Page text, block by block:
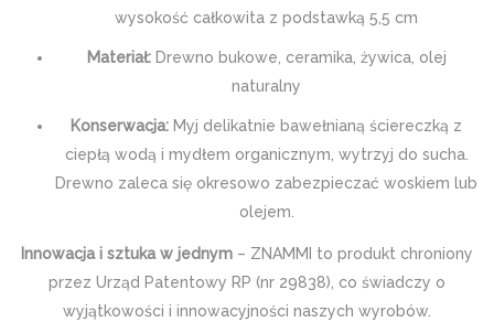
wysokość całkowita z podstawką 5,5 cm
Materiał:Drewno bukowe, ceramika, żywica, olej
naturalny
Konserwacja: Myj delikatnie bawełnianą ściereczką z
ciepłą wodą i mydłem organicznym, wytrzyj do sucha.
Drewno zaleca się okresowo zabezpieczać woskiem lub
olejem.
Innowacja i sztuka w jednym– ZNAMMI to produkt chroniony
przez Urząd Patentowy RP (nr 29838), co świadczy o
wyjątkowości i innowacyjności naszych wyrobów.